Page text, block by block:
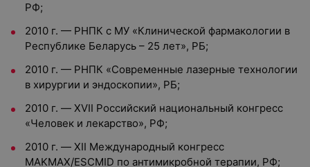
РФ;
2010 г. — РНПК с МУ «Клинической фармакологии в
Республике Беларусь – 25 лет», РБ;
2010 г. — РНПК «Современные лазерные технологии
в хирургии и эндоскопии», РБ;
2010 г. — XVII Российский национальный конгресс
«Человек и лекарство», РФ;
2010 г. — XII Международный конгресс
MAKMAX/ESCMID по антимикробной терапии, РФ;